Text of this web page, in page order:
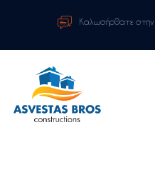
Καλωσήρθατε στην